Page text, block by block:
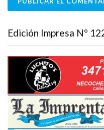
Edición Impresa N°